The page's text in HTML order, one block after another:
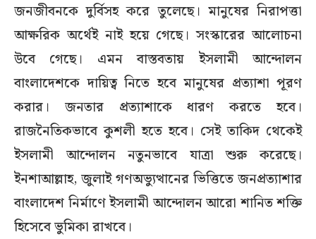
জনজীবনকে দুর্বিসহ করে তুলেছে। মানুষের নিরাপত্তা
আক্ষরিক অর্থেই নাই হয়ে গেছে। সংস্কারের আলোচনা
উবে গেছে। এমন বাস্তবতায় ইসলামী আন্দোলন
বাংলাদেশকে দায়িত্ব নিতে হবে মানুষের প্রত্যাশা পূরণ
করার। জনতার প্রত্যাশাকে ধারণ করতে হবে।
রাজনৈতিকভাবে কুশলী হতে হবে। সেই তাকিদ থেকেই
ইসলামী আন্দোলন নতুনভাবে যাত্রা শুরু করেছে।
ইনশাআল্লাহ, জুলাই গণঅভ্যুত্থানের ভিত্তিতে জনপ্রত্যাশার
বাংলাদেশ নির্মাণে ইসলামী আন্দোলন আরো শানিত শক্তি
হিসেবে ভুমিকা রাখবে।